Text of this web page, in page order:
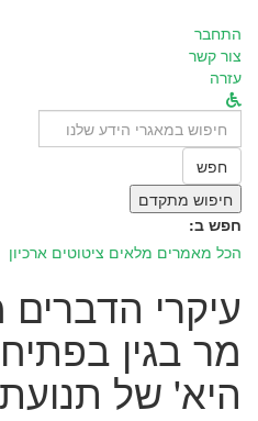
התחבר
צור קשר
עזרה
ב:
חפש
חיפוש מתקדם
חפש ב:
הכל מאמרים מלאים ציטוטים ארכיון
עיקרי
מר בגין
היא' של